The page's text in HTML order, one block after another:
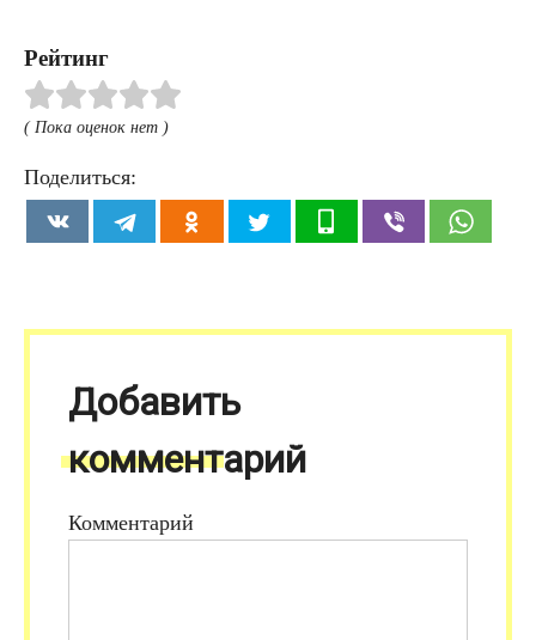
Рейтинг
( Пока оценок нет )
Поделиться:
Добавить
комментарий
Комментарий